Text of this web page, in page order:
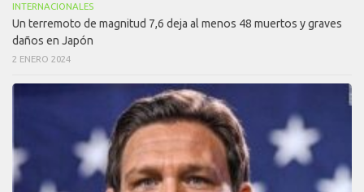
INTERNACIONALES
Un terremoto de magnitud 7,6 deja al menos 48 muertos y graves
daños en Japón
2 ENERO 2024